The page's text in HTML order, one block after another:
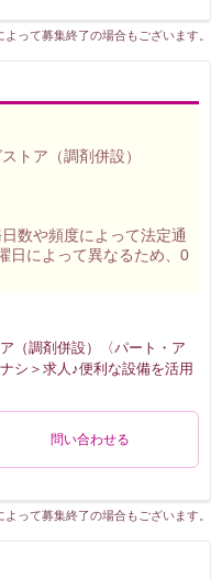
って募集終了の場合もございます。
トア（調剤併設）
数や頻度によって法定通
日によって異なるため、0
（調剤併設）〈パート・ア
シ＞求人♪便利な設備を活用
問い合わせる
って募集終了の場合もございます。